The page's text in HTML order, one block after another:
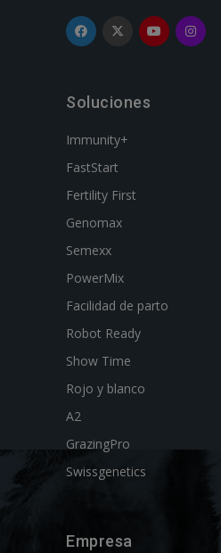
Soluciones
Immunity+
FastStart
Fertility First
Genomax
Semexx
PowerMix
Facilidad de parto
Robot Ready
Show Time
Rojo y blanco
A2
GrazingPro
Swissgenetics
Empresa